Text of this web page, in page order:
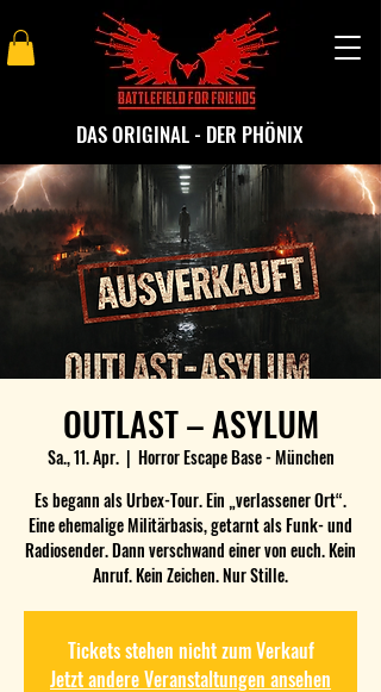
DAS ORIGINAL - DER PHÖNIX
OUTLAST – ASYLUM
Sa., 11. Apr.
  |
Horror Escape Base - München
Es begann als Urbex-Tour. Ein „verlassener Ort“.
Eine ehemalige Militärbasis, getarnt als Funk- und
Radiosender. Dann verschwand einer von euch. Kein
Anruf. Kein Zeichen. Nur Stille.
Tickets stehen nicht zum Verkauf
Jetzt andere Veranstaltungen ansehen